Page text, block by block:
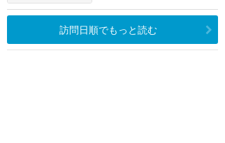
訪問日順でもっと読む